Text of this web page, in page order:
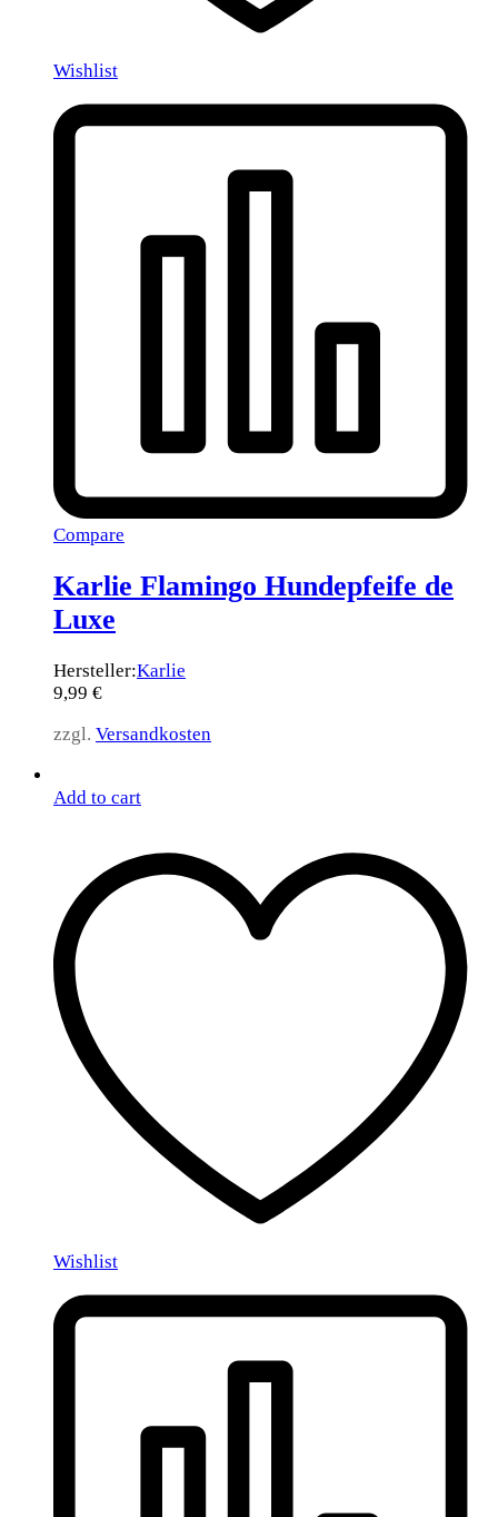
Wishlist
Compare
Karlie Flamingo Hundepfeife de
Luxe
Hersteller:Karlie
9,99 €
zzgl. Versandkosten
Add to cart
Wishlist